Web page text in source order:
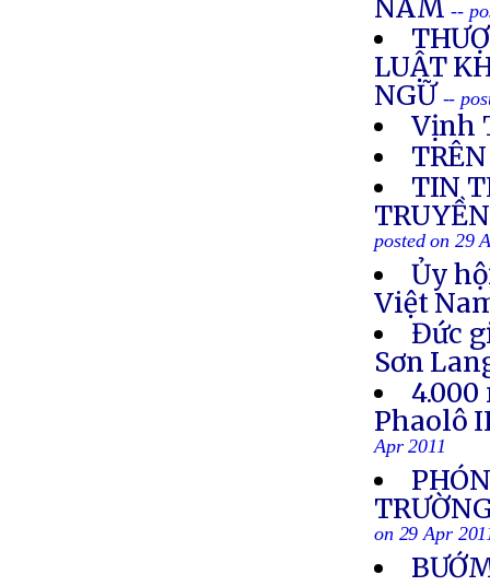
NAM--
LUẬT
NGỮ --
Vịnh
TIN
posted on 29
Ủy
Việt
Đức
Sơn
Phaolô
Apr 2011
on 29 Apr